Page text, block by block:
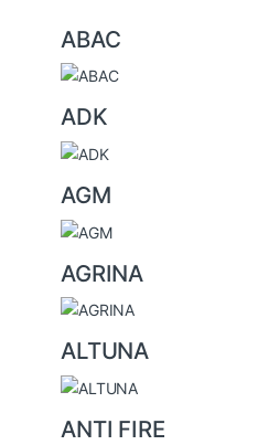
ABAC
ADK
AGM
AGRINA
ALTUNA
ANTI FIRE